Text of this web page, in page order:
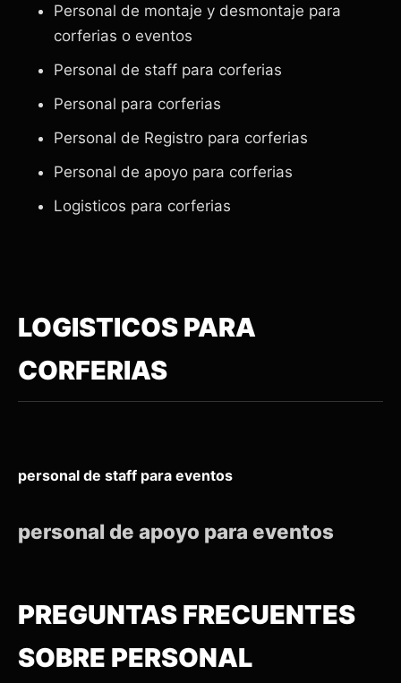
Personal de montaje y desmontaje para
corferias o eventos
Personal de staff para corferias
Personal para corferias
Personal de Registro para corferias
Personal de apoyo para corferias
Logisticos para corferias
LOGISTICOS PARA
CORFERIAS
personal de staff para eventos
personal de apoyo para eventos
PREGUNTAS FRECUENTES
SOBRE PERSONAL